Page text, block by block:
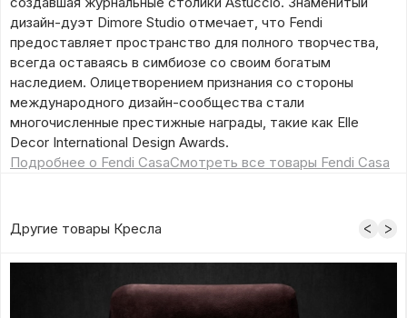
дизайн-дуэт Dimore Studio отмечает, что Fendi
предоставляет пространство для полного творчества,
всегда оставаясь в симбиозе со своим богатым
наследием. Олицетворением признания со стороны
международного дизайн-сообщества стали
многочисленные престижные награды, такие как Elle
Decor International Design Awards.
Подробнее о Fendi CasaСмотреть все товары Fendi Casa
Другие товары Кресла